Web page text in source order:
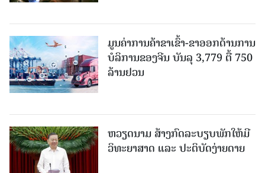
ມູນຄ່າການຄ້າຂາເຂົ້າ-ຂາອອກດ້ານການ
ບໍລິການຂອງຈີນ ບັນລຸ 3,779 ຕື້ 750
ລ້ານຢວນ
ຫວຽດນາມ ສ້າງກົດລະບຽບພັກໃຫ້ມີ
ວິທະຍາສາດ ແລະ ປະຕິບັດງ່າຍດາຍ